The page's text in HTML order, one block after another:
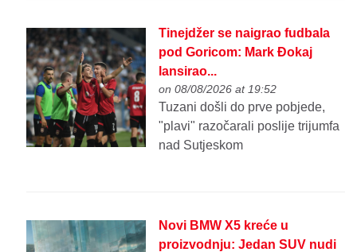
Tinejdžer se naigrao fudbala
pod Goricom: Mark Đokaj
lansirao...
on 08/08/2026 at 19:52
Tuzani došli do prve pobjede,
"plavi" razočarali poslije trijumfa
nad Sutjeskom
Novi BMW X5 kreće u
proizvodnju: Jedan SUV nudi